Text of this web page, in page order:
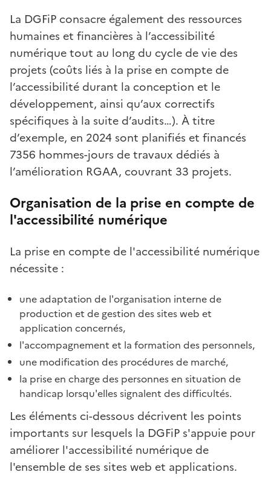
La DGFiP consacre également des ressources
humaines et financières à l’accessibilité
numérique tout au long du cycle de vie des
projets (coûts liés à la prise en compte de
l’accessibilité durant la conception et le
développement, ainsi qu’aux correctifs
spécifiques à la suite d’audits…). À titre
d’exemple, en 2024 sont planifiés et financés
7356 hommes-jours de travaux dédiés à
l’amélioration RGAA, couvrant 33 projets.
Organisation de la prise en compte de
l'accessibilité numérique
La prise en compte de l'accessibilité numérique
nécessite :
une adaptation de l'organisation interne de
production et de gestion des sites web et
application concernés,
l'accompagnement et la formation des personnels,
une modification des procédures de marché,
la prise en charge des personnes en situation de
handicap lorsqu'elles signalent des difficultés.
Les éléments ci-dessous décrivent les points
importants sur lesquels la DGFiP s'appuie pour
améliorer l'accessibilité numérique de
l'ensemble de ses sites web et applications.